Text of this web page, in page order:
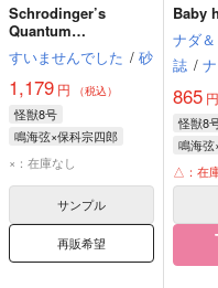
Schrodinger’s
Quantum
Entanglement
すいませんでした / 砂
1,179 円 （税込）
怪獣8号
鳴海弦×保科宗四郎
鳴海弦
保科宗四郎
×：在庫なし
サンプル
再販希望
Baby
ナダ
誌 /
865 円
怪獣8
鳴海
鳴海弦
△：在